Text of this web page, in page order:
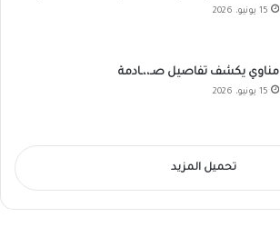
15 يونيو، 2026
مناوي يكشف تفاصيل صـ،،ـادمة
15 يونيو، 2026
تحميل المزيد